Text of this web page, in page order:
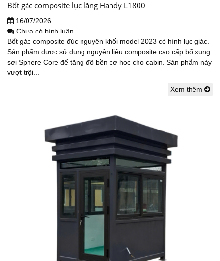
Bốt gác composite lục lăng Handy L1800
16/07/2026
Chưa có bình luận
Bốt gác composite đúc nguyên khối model 2023 có hình lục giác.
Sản phẩm được sử dụng nguyên liệu composite cao cấp bổ xung
sợi Sphere Core để tăng độ bền cơ học cho cabin. Sản phẩm này
vượt trội...
Xem thêm